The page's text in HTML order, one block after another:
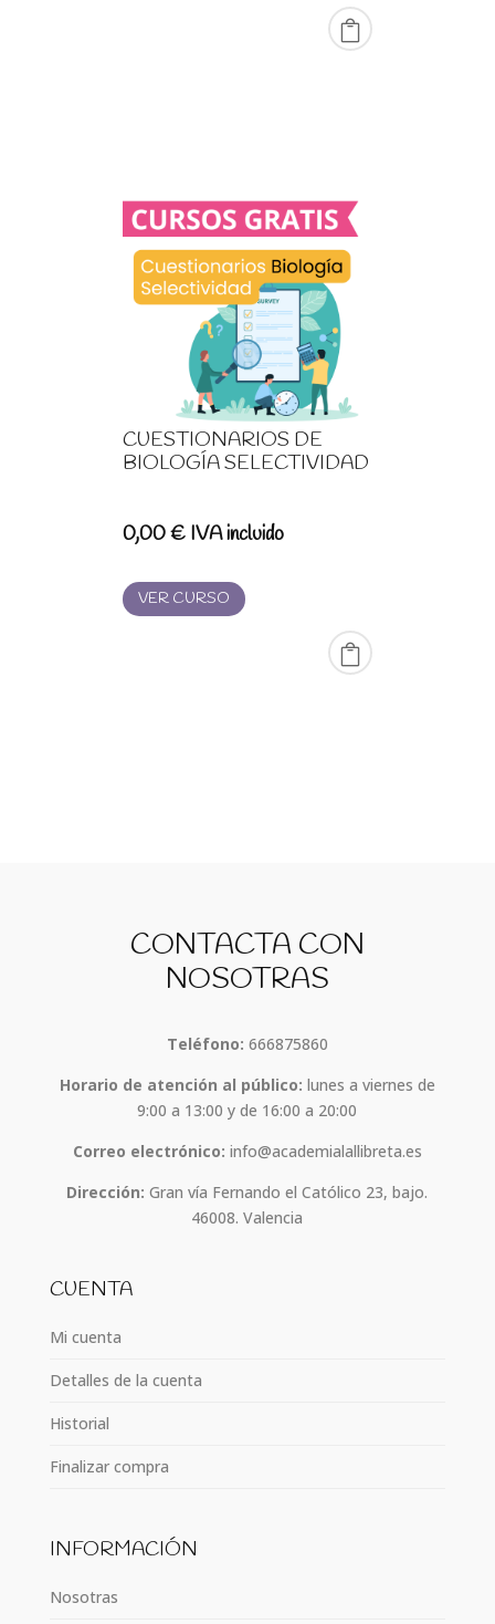
CUESTIONARIOS DE
BIOLOGÍA SELECTIVIDAD
0,00€ IVA incluido
VER CURSO
CONTACTA CON
NOSOTRAS
Teléfono: 666875860
Horario de atención al público: lunes a viernes de
9:00 a 13:00 y de 16:00 a 20:00
Correo electrónico: info@academialallibreta.es
Dirección: Gran vía Fernando el Católico 23, bajo.
46008. Valencia
CUENTA
Mi cuenta
Detalles de la cuenta
Historial
Finalizar compra
INFORMACIÓN
Nosotras